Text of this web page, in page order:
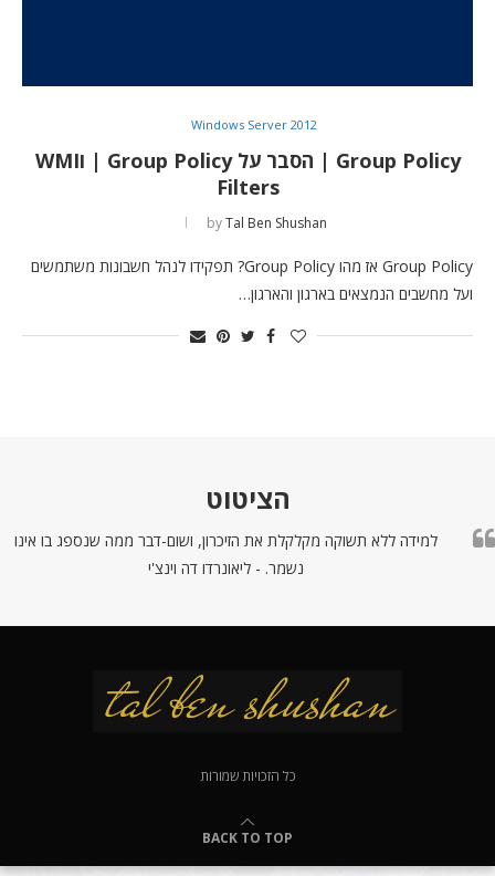
Windows Server 2012
Group Policy | הסבר על Group Policy | וWMI
Filters
byTal Ben Shushan
Group Policy אז מהו Group Policy? תפקידו לנהל חשבונות משתמשים
ועל מחשבים הנמצאים בארגון והארגון…
הציטוט
למידה ללא תשוקה מקלקלת את הזיכרון, ושום-דבר ממה שנספג בו אינו
נשמר. - ליאונרדו דה וינצ'י
כל הזכויות שמורות
BACK TO TOP